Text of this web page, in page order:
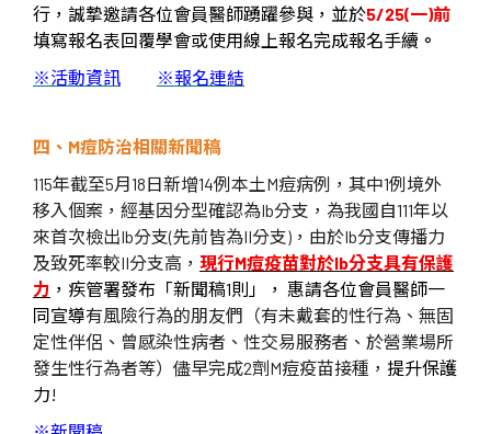
行，誠摯邀請各位會員醫師踴躍參與，並於5/25(一)前
填寫報名表回覆學會或使用線上報名完成報名手續 。
※活動資訊 ※報名連結
四、 M痘防治相關新聞稿
115年截至5月18日新增14例本土M痘病例，其中1例境外
移入個案，經基因分型確認為Ib分支，為我國自111年以
來首次檢出Ib分支(先前皆為II分支) ，由於Ib分支傳播力
及致死率較II分支高， 現行M痘疫苗對於Ib分支具有保護
力 ， 疾管署發布「新聞稿1則」， 惠請各位會員醫師一
同宣導有風險行為的朋友們（有未戴套的性行為、無固
定性伴侶、曾感染性病者、性交易服務者、於營業場所
發生性行為者等）儘早完成2劑M痘疫苗接種， 提升保護
力!